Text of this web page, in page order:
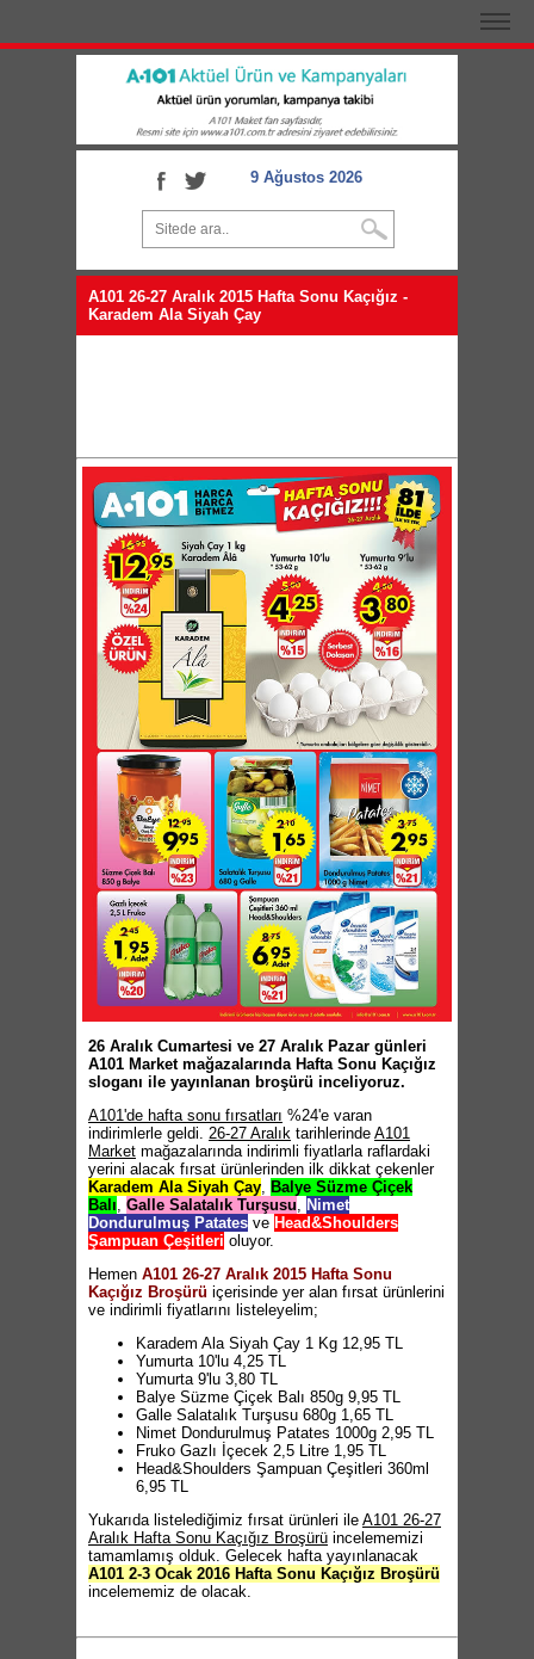
9 Ağustos 2026
A101 26-27 Aralık 2015 Hafta Sonu Kaçığız -
Karadem Ala Siyah Çay
26 Aralık Cumartesi ve 27 Aralık Pazar günleri
A101 Market mağazalarında Hafta Sonu Kaçığız
sloganı ile yayınlanan broşürü inceliyoruz.
A101'de hafta sonu fırsatları %24'e varan
indirimlerle geldi. 26-27 Aralık tarihlerinde A101
Market mağazalarında indirimli fiyatlarla raflardaki
yerini alacak fırsat ürünlerinden ilk dikkat çekenler
Karadem Ala Siyah Çay, Balye Süzme Çiçek
Balı, Galle Salatalık Turşusu, Nimet
Dondurulmuş Patates ve Head&Shoulders
Şampuan Çeşitleri oluyor.
Hemen A101 26-27 Aralık 2015 Hafta Sonu
Kaçığız Broşürü içerisinde yer alan fırsat ürünlerini
ve indirimli fiyatlarını listeleyelim;
Karadem Ala Siyah Çay 1 Kg 12,95 TL
Yumurta 10'lu 4,25 TL
Yumurta 9'lu 3,80 TL
Balye Süzme Çiçek Balı 850g 9,95 TL
Galle Salatalık Turşusu 680g 1,65 TL
Nimet Dondurulmuş Patates 1000g 2,95 TL
Fruko Gazlı İçecek 2,5 Litre 1,95 TL
Head&Shoulders Şampuan Çeşitleri 360ml
6,95 TL
Yukarıda listelediğimiz fırsat ürünleri ile A101 26-27
Aralık Hafta Sonu Kaçığız Broşürü incelememizi
tamamlamış olduk. Gelecek hafta yayınlanacak
A101 2-3 Ocak 2016 Hafta Sonu Kaçığız Broşürü
incelememiz de olacak.